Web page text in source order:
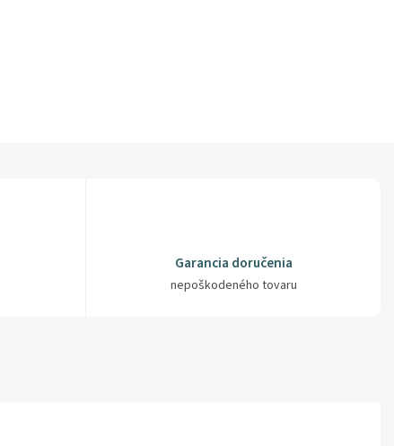
Garancia doručenia
nepoškodeného tovaru